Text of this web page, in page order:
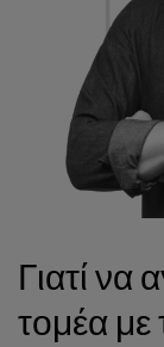
Γιατί να
τομέα